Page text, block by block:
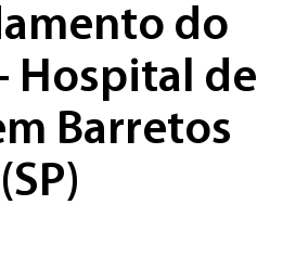
do
Hospital de
Barretos
(SP)